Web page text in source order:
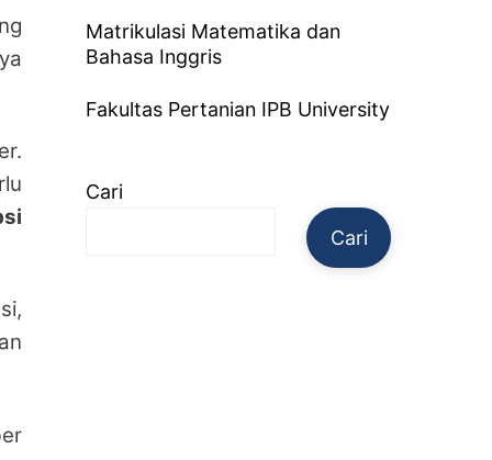
Matrikulasi Matematika dan
Bahasa Inggris
Fakultas Pertanian IPB University
Cari
Cari